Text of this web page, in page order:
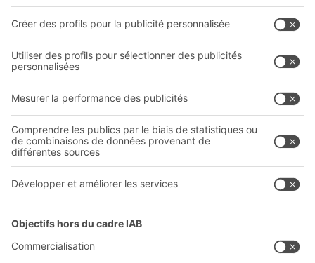
Prestations de service
Entreprise
Qui sommes-nous ?
Sites internationaux
Follow us
ABIT O
YOUR LIFE.